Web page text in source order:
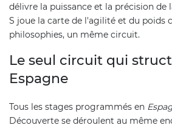
délivre la puissance et la précision de
S joue la carte de l'agilité et du poids
philosophies, un même circuit.
Le seul circuit qui
Espagne
Tous les stages programmés en
Découverte se déroulent au même